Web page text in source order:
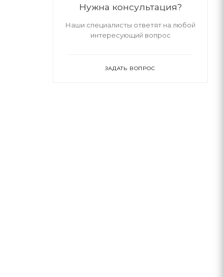
Нужна консультация?
Наши специалисты ответят на любой
интересующий вопрос
ЗАДАТЬ ВОПРОС